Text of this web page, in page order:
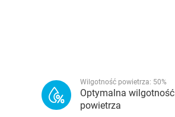
Wilgotność powietrza: 50%
Optymalna wilgotność
powietrza